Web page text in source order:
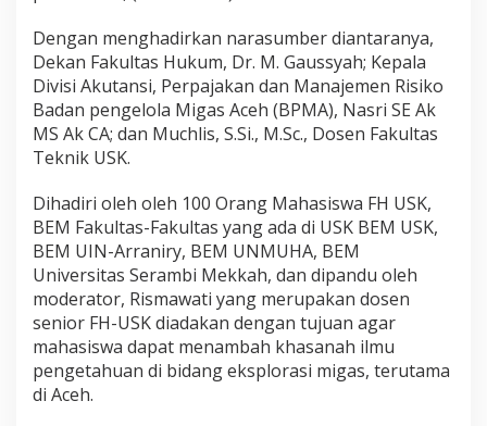
Dengan menghadirkan narasumber diantaranya,
Dekan Fakultas Hukum, Dr. M. Gaussyah; Kepala
Divisi Akutansi, Perpajakan dan Manajemen Risiko
Badan pengelola Migas Aceh (BPMA), Nasri SE Ak
MS Ak CA; dan Muchlis, S.Si., M.Sc., Dosen Fakultas
Teknik USK.
Dihadiri oleh oleh 100 Orang Mahasiswa FH USK,
BEM Fakultas-Fakultas yang ada di USK BEM USK,
BEM UIN-Arraniry, BEM UNMUHA, BEM
Universitas Serambi Mekkah, dan dipandu oleh
moderator, Rismawati yang merupakan dosen
senior FH-USK diadakan dengan tujuan agar
mahasiswa dapat menambah khasanah ilmu
pengetahuan di bidang eksplorasi migas, terutama
di Aceh.